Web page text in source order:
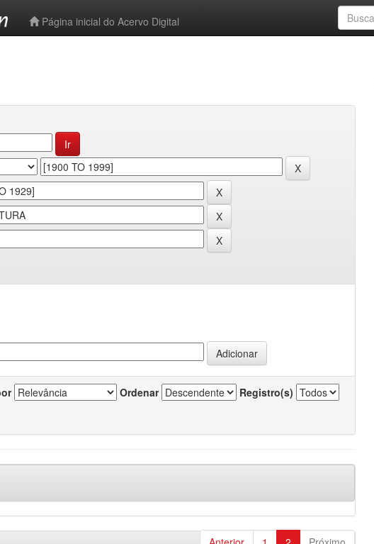
Página inicial do Acervo Digital
Ordenar Registro(s)